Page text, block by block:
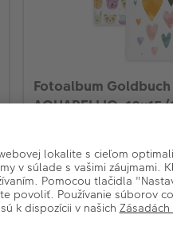
Fotoalbum Goldbuch
AQUARELLIO,
Pre 200 fotografií o
Rozměry: 22,5 x 22,5
MNOŽSTEVNÉ ZĽAVY
10% (2ks), 15% (3ks),